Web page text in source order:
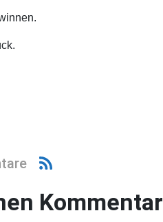
Kommentar